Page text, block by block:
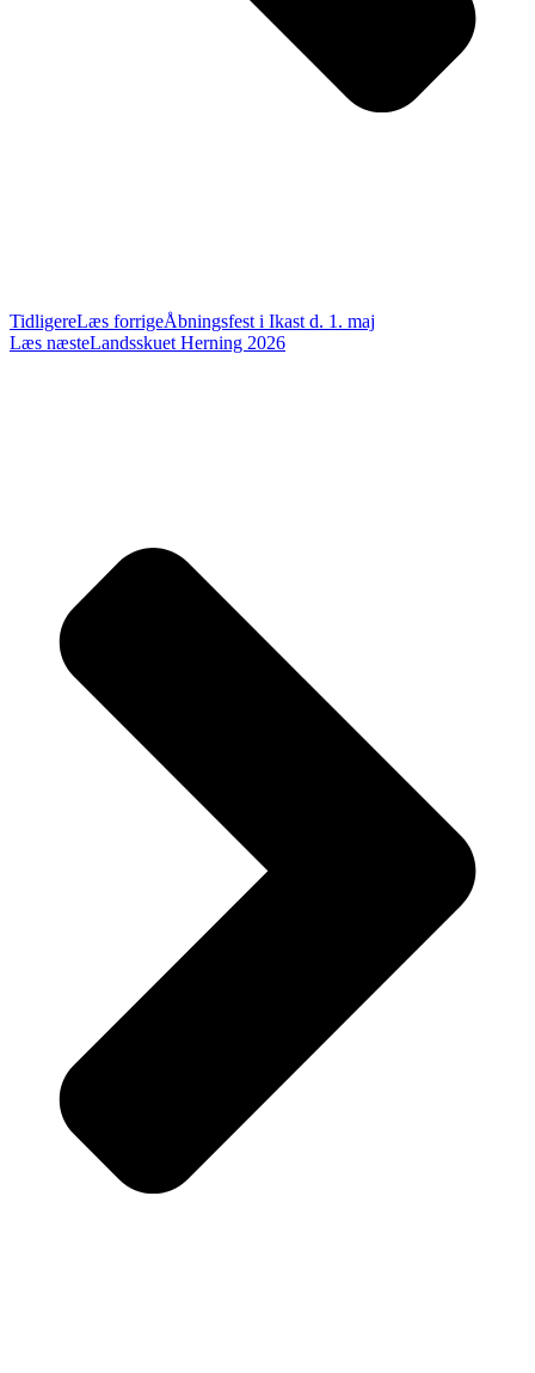
TidligereLæs forrigeÅbningsfest i Ikast d. 1. maj
Læs næsteLandsskuet Herning 2026